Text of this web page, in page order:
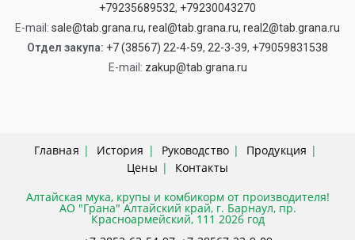
+79235689532, +79230043270
Е-mail: sale@tab.grana.ru, real@tab.grana.ru, real2@tab.grana.ru
Отдел закупа: +7 (38567) 22-4-59, 22-3-39, +79059831538
Е-mail: zakup@tab.grana.ru
Главная История Руководство
Продукция
Цены
Контакты
Алтайская мука, крупы и комбикорм от производителя!
АО "Грана" Алтайский край, г. Барнаул, пр.
Красноармейский, 111 2026 год